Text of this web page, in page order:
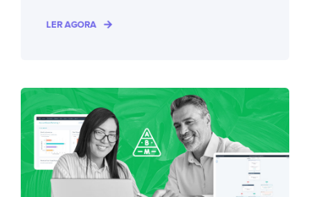
LER AGORA